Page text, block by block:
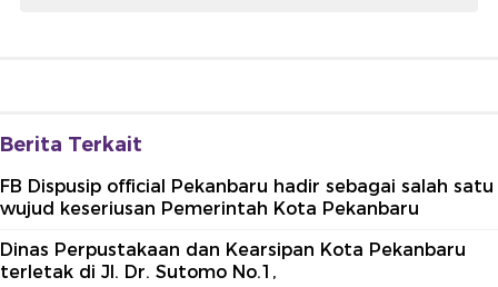
Berita Terkait
FB Dispusip official Pekanbaru hadir sebagai salah satu
wujud keseriusan Pemerintah Kota Pekanbaru
Dinas Perpustakaan dan Kearsipan Kota Pekanbaru
terletak di Jl. Dr. Sutomo No.1,